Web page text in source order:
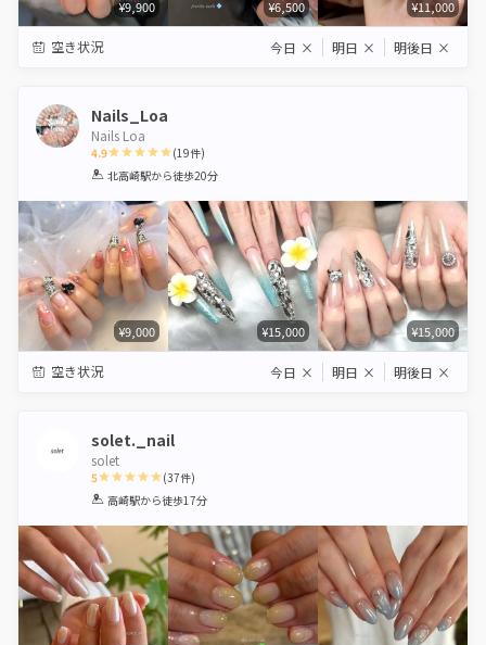
¥9,900 ¥6,500 ¥11,000
空き状況 今日 × 明日 × 明後日 ×
Nails_Loa
Nails Loa
4.9
1 2 3 4 5
(19件)
北高崎駅から徒歩20分
¥9,000 ¥15,000 ¥15,000
空き状況 今日 × 明日 × 明後日 ×
solet._nail
solet
5
1 2 3 4 5
(37件)
高崎駅から徒歩17分